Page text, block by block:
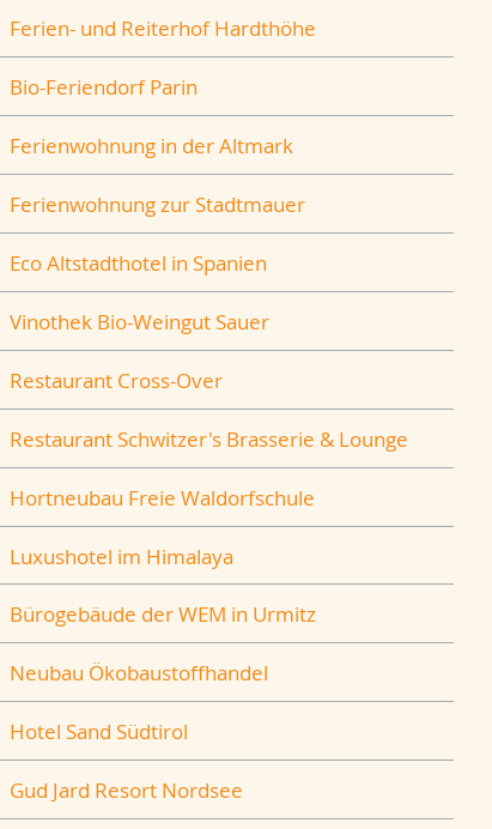
Ferien- und Reiterhof Hardthöhe
Bio-Feriendorf Parin
Ferienwohnung in der Altmark
Ferienwohnung zur Stadtmauer
Eco Altstadthotel in Spanien
Vinothek Bio-Weingut Sauer
Restaurant Cross-Over
Restaurant Schwitzer's Brasserie & Lounge
Hortneubau Freie Waldorfschule
Luxushotel im Himalaya
Bürogebäude der WEM in Urmitz
Neubau Ökobaustoffhandel
Hotel Sand Südtirol
Gud Jard Resort Nordsee